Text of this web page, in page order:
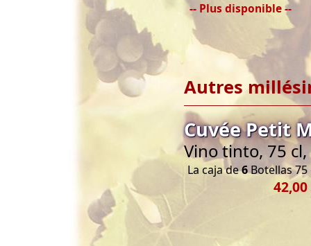
-- Plus disponible --
Autres
Cuvée Petit
Vino tinto, 75 cl,
La caja de6Botellas 75
42,00